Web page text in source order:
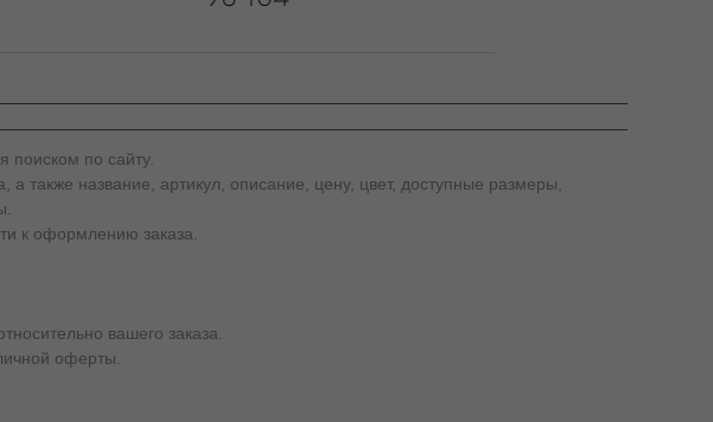
поиском по сайту.
также название, артикул, описание, цену, цвет, доступные размеры,
к оформлению заказа.
вашего заказа.
оферты.